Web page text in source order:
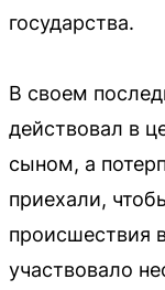
государства.
В своем
действовал в
сыном, а
приехали,
происшествия
участвовало